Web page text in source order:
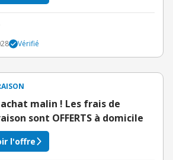
Vérifié
malin ! Les frais de
sont OFFERTS à domicile
l'offre